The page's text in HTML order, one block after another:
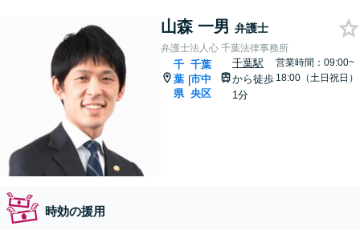
山森 一男 弁護士
弁護士法人心 千葉法律事務所
千
葉
県
|
千葉
市中
央区
千葉駅
から徒歩
1分
営業時間：09:00~
18:00（土日祝日）
時効の援用